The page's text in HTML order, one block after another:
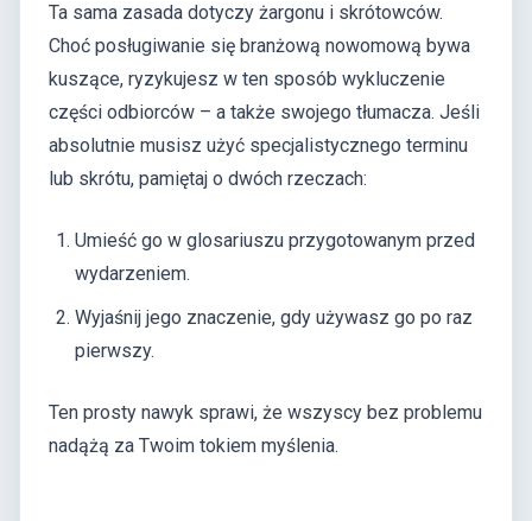
Ta sama zasada dotyczy żargonu i skrótowców.
Choć posługiwanie się branżową nowomową bywa
kuszące, ryzykujesz w ten sposób wykluczenie
części odbiorców – a także swojego tłumacza. Jeśli
absolutnie musisz użyć specjalistycznego terminu
lub skrótu, pamiętaj o dwóch rzeczach:
Umieść go w glosariuszu przygotowanym przed
wydarzeniem.
Wyjaśnij jego znaczenie, gdy używasz go po raz
pierwszy.
Ten prosty nawyk sprawi, że wszyscy bez problemu
nadążą za Twoim tokiem myślenia.